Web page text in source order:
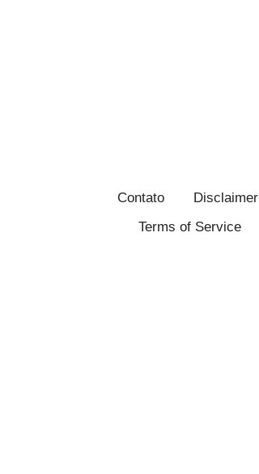
Contato Disclaimer
Terms of Service